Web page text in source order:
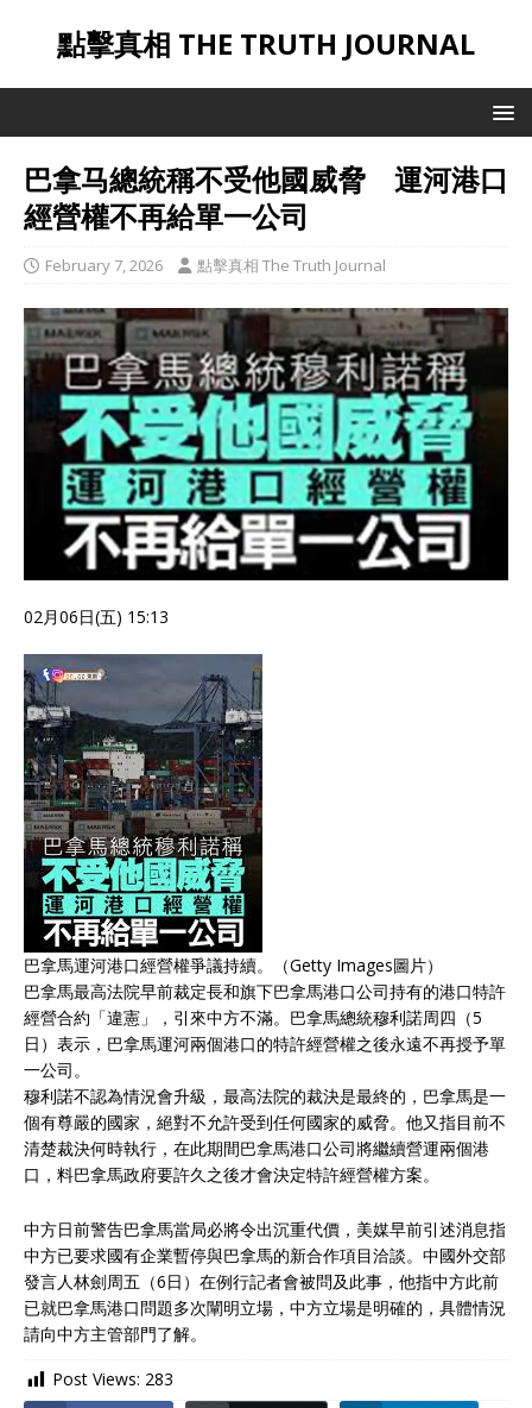
點擊真相 THE TRUTH JOURNAL
巴拿马總統稱不受他國威脅 運河港口
經營權不再給單一公司
February 7, 2026 點擊真相 The Truth Journal
02月06日(五) 15:13
巴拿馬運河港口經營權爭議持續。（Getty Images圖片）
巴拿馬最高法院早前裁定長和旗下巴拿馬港口公司持有的港口特許
經營合約「違憲」，引來中方不滿。巴拿馬總統穆利諾周四（5
日）表示，巴拿馬運河兩個港口的特許經營權之後永遠不再授予單
一公司。
穆利諾不認為情況會升級，最高法院的裁決是最終的，巴拿馬是一
個有尊嚴的國家，絕對不允許受到任何國家的威脅。他又指目前不
清楚裁決何時執行，在此期間巴拿馬港口公司將繼續營運兩個港
口，料巴拿馬政府要許久之後才會決定特許經營權方案。
中方日前警告巴拿馬當局必將令出沉重代價，美媒早前引述消息指
中方已要求國有企業暫停與巴拿馬的新合作項目洽談。中國外交部
發言人林劍周五（6日）在例行記者會被問及此事，他指中方此前
已就巴拿馬港口問題多次闡明立場，中方立場是明確的，具體情況
請向中方主管部門了解。
Post Views: 283